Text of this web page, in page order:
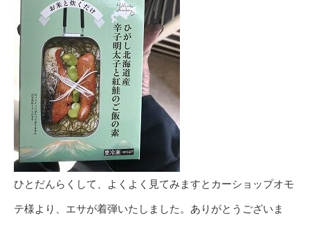
ひとだんらくして、よくよく見てみますとカーショップオモ
テ様より、エサが着弾いたしました。ありがとうございま